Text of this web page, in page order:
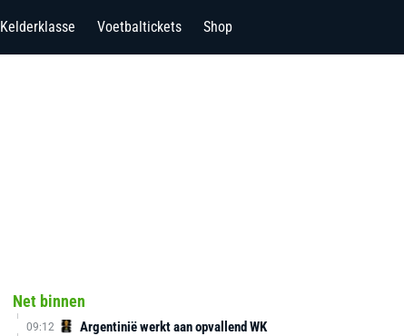
Kelderklasse Voetbaltickets Shop
Net binnen
09:12
Argentinië werkt aan opvallend WK